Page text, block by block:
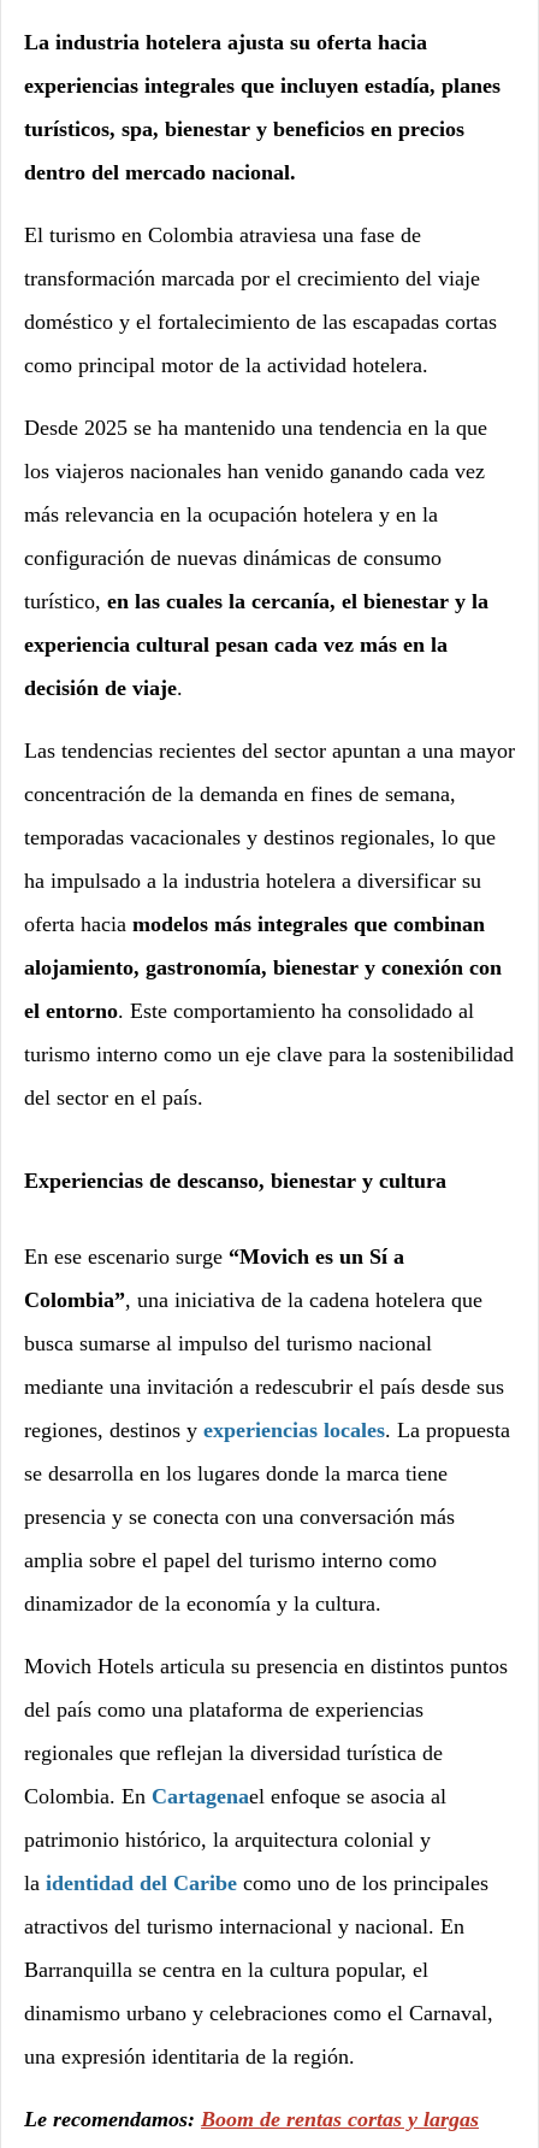
La industria hotelera ajusta su oferta hacia
experiencias integrales que incluyen estadía, planes
turísticos, spa, bienestar y beneficios en precios
dentro del mercado nacional.
El turismo en Colombia atraviesa una fase de
transformación marcada por el crecimiento del viaje
doméstico y el fortalecimiento de las escapadas cortas
como principal motor de la actividad hotelera.
Desde 2025 se ha mantenido una tendencia en la que
los viajeros nacionales han venido ganando cada vez
más relevancia en la ocupación hotelera y en la
configuración de nuevas dinámicas de consumo
turístico, en las cuales la cercanía, el bienestar y la
experiencia cultural pesan cada vez más en la
decisión de viaje.
Las tendencias recientes del sector apuntan a una mayor
concentración de la demanda en fines de semana,
temporadas vacacionales y destinos regionales, lo que
ha impulsado a la industria hotelera a diversificar su
oferta hacia modelos más integrales que combinan
alojamiento, gastronomía, bienestar y conexión con
el entorno. Este comportamiento ha consolidado al
turismo interno como un eje clave para la sostenibilidad
del sector en el país.
Experiencias de descanso, bienestar y cultura
En ese escenario surge “Movich es un Sí a
Colombia”, una iniciativa de la cadena hotelera que
busca sumarse al impulso del turismo nacional
mediante una invitación a redescubrir el país desde sus
regiones, destinos y experiencias locales. La propuesta
se desarrolla en los lugares donde la marca tiene
presencia y se conecta con una conversación más
amplia sobre el papel del turismo interno como
dinamizador de la economía y la cultura.
Movich Hotels articula su presencia en distintos puntos
del país como una plataforma de experiencias
regionales que reflejan la diversidad turística de
Colombia. En Cartagenael enfoque se asocia al
patrimonio histórico, la arquitectura colonial y
la identidad del Caribe como uno de los principales
atractivos del turismo internacional y nacional. En
Barranquilla se centra en la cultura popular, el
dinamismo urbano y celebraciones como el Carnaval,
una expresión identitaria de la región.
Le recomendamos: Boom de rentas cortas y largas